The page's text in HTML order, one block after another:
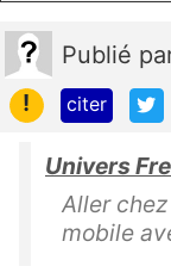
Publié
!
citer
Univers
Aller
mobile